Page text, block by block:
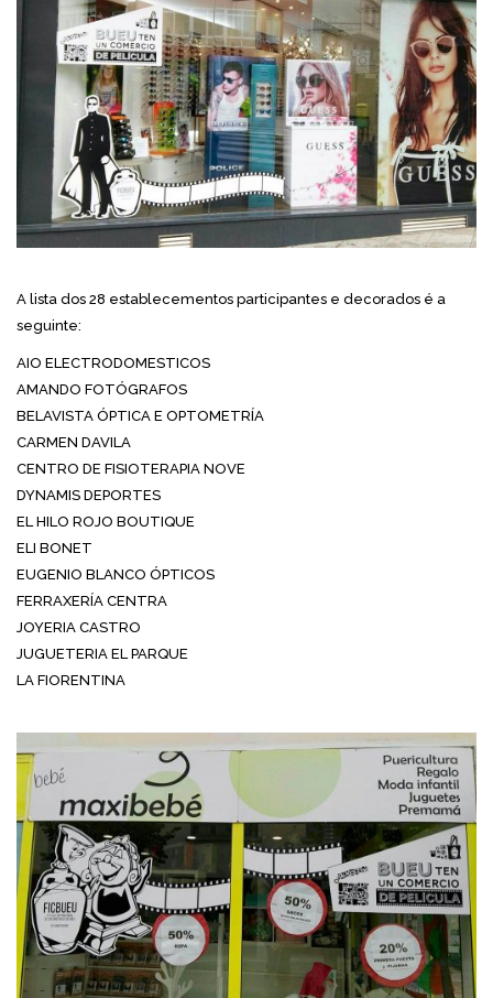
A lista dos 28 establecementos participantes e decorados é a
seguinte:
AIO ELECTRODOMESTICOS
AMANDO FOTÓGRAFOS
BELAVISTA ÓPTICA E OPTOMETRÍA
CARMEN DAVILA
CENTRO DE FISIOTERAPIA NOVE
DYNAMIS DEPORTES
EL HILO ROJO BOUTIQUE
ELI BONET
EUGENIO BLANCO ÓPTICOS
FERRAXERÍA CENTRA
JOYERIA CASTRO
JUGUETERIA EL PARQUE
LA FIORENTINA